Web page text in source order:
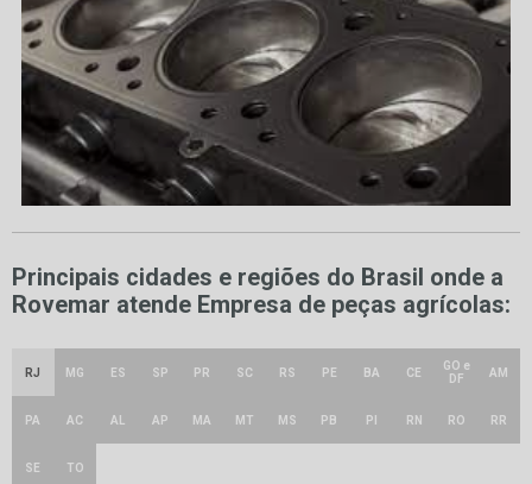
Principais cidades e regiões do Brasil onde a
Rovemar atende Empresa de peças agrícolas:
RJ MG ES SP PR SC RS PE BA CE
GO e
DF
AM
PA AC AL AP MA MT MS PB PI RN RO RR
SE TO